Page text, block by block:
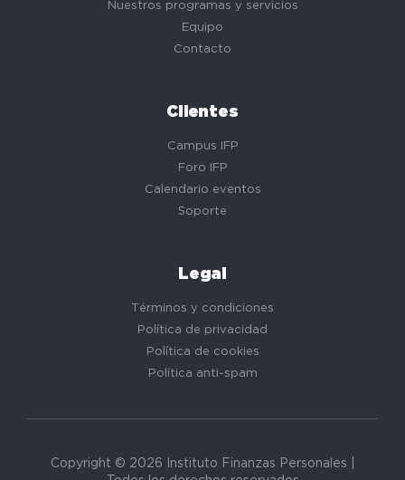
Nuestros programas y servicios
Equipo
Contacto
Clientes
Campus IFP
Foro IFP
Calendario eventos
Soporte
Legal
Términos y condiciones
Política de privacidad
Política de cookies
Política anti-spam
Copyright © 2026 Instituto Finanzas Personales |